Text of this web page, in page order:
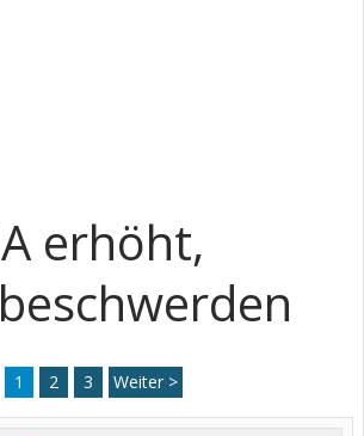
erhöht,
1 2 3 Weiter >